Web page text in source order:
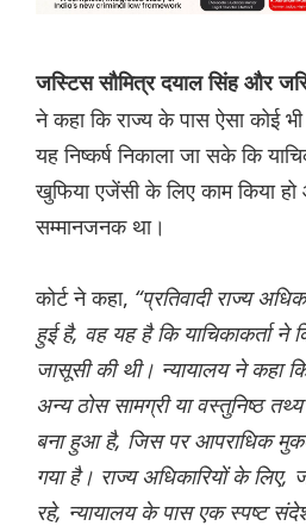
ज‌स्टिस सौमित्र दयाल सिंह और
ने कहा कि राज्य के पास ऐसा कोई
यह निष्कर्ष निकाला जा सके कि
खुफिया एजेंसी के लिए काम किया
सम्मानजनक था।
कोर्ट ने कहा, “प्रतिवादी राज्य
हुई है, वह यह है कि याचिकाकर्ता ने
जासूसी की थी। न्यायालय ने कहा
अन्य ठोस सामग्री या वस्तुनिष्ठ
बना हुआ है, जिस पर आपराधिक
गया है। राज्य अधिकारियों के
रहे, न्यायालय के पास एक स्पष्ट